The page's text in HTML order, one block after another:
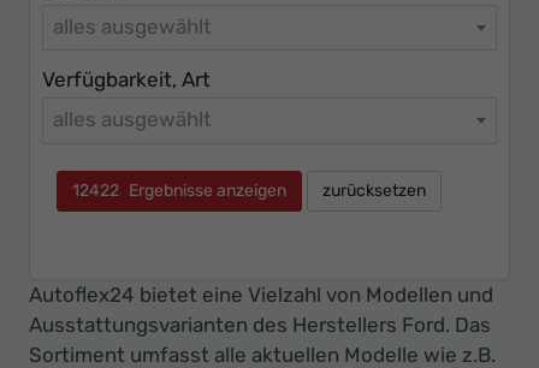
alles ausgewählt
Verfügbarkeit, Art
alles ausgewählt
12422 Ergebnisse anzeigen zurücksetzen
Autoflex24 bietet eine Vielzahl von Modellen und
Ausstattungsvarianten des Herstellers Ford. Das
Sortiment umfasst alle aktuellen Modelle wie z.B.